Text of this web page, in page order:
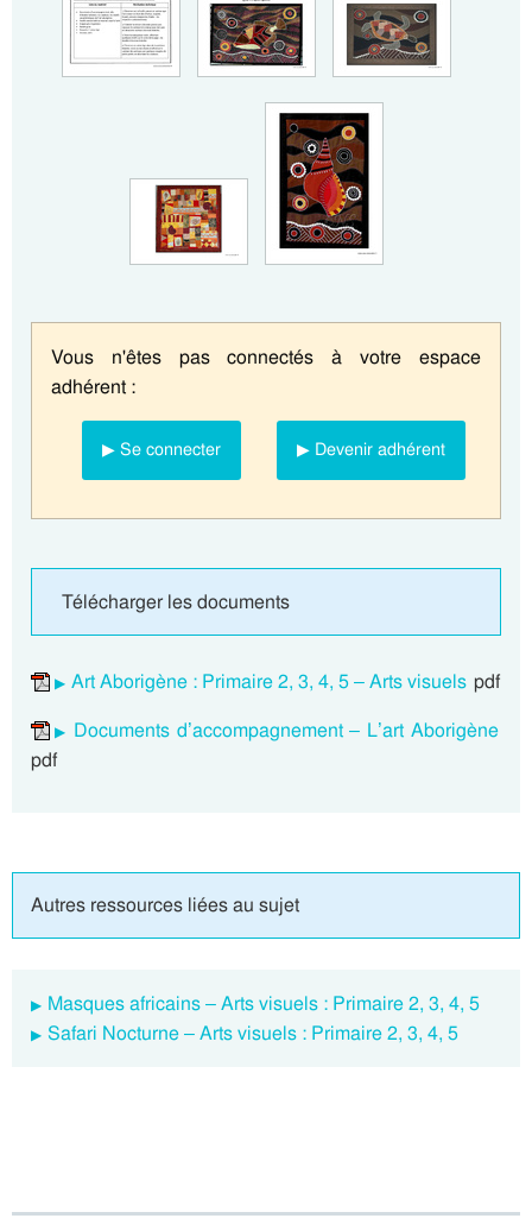
Vous n'êtes pas connectés à votre espace
adhérent :
▶ Se connecter ▶ Devenir adhérent
Télécharger les documents
Art Aborigène : Primaire 2, 3, 4, 5 – Arts visuels pdf
Documents d’accompagnement – L’art Aborigène
pdf
Autres ressources liées au sujet
Masques africains – Arts visuels : Primaire 2, 3, 4, 5
Safari Nocturne – Arts visuels : Primaire 2, 3, 4, 5